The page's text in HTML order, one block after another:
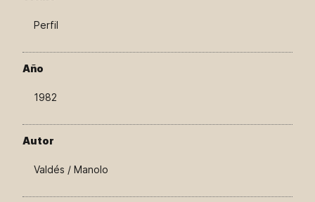
Perfil
Año
1982
Autor
Valdés / Manolo